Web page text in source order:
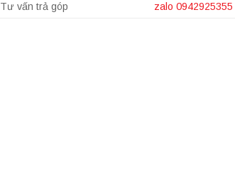
Tư vấn trả góp zalo 0942925355